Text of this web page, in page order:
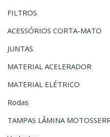
FILTROS
ACESSÓRIOS CORTA-MATO
JUNTAS
MATERIAL ACELERADOR
MATERIAL ELÉTRICO
Rodas
TAMPAS LÂMINA